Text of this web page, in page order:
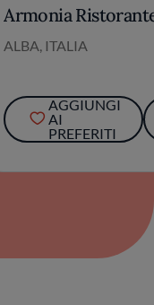
Armonia
ALBA, ITALIA
AGGIUNGI
AI
PREFERITI